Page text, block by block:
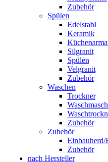
Zubehör
Spülen
Edelstahl
Keramik
Silgranit
Spülen
Velgranit
Zubehör
Waschen
Trockner
Zubehör
Zubehör
Einbauherd/
Zubehör
nach Hersteller